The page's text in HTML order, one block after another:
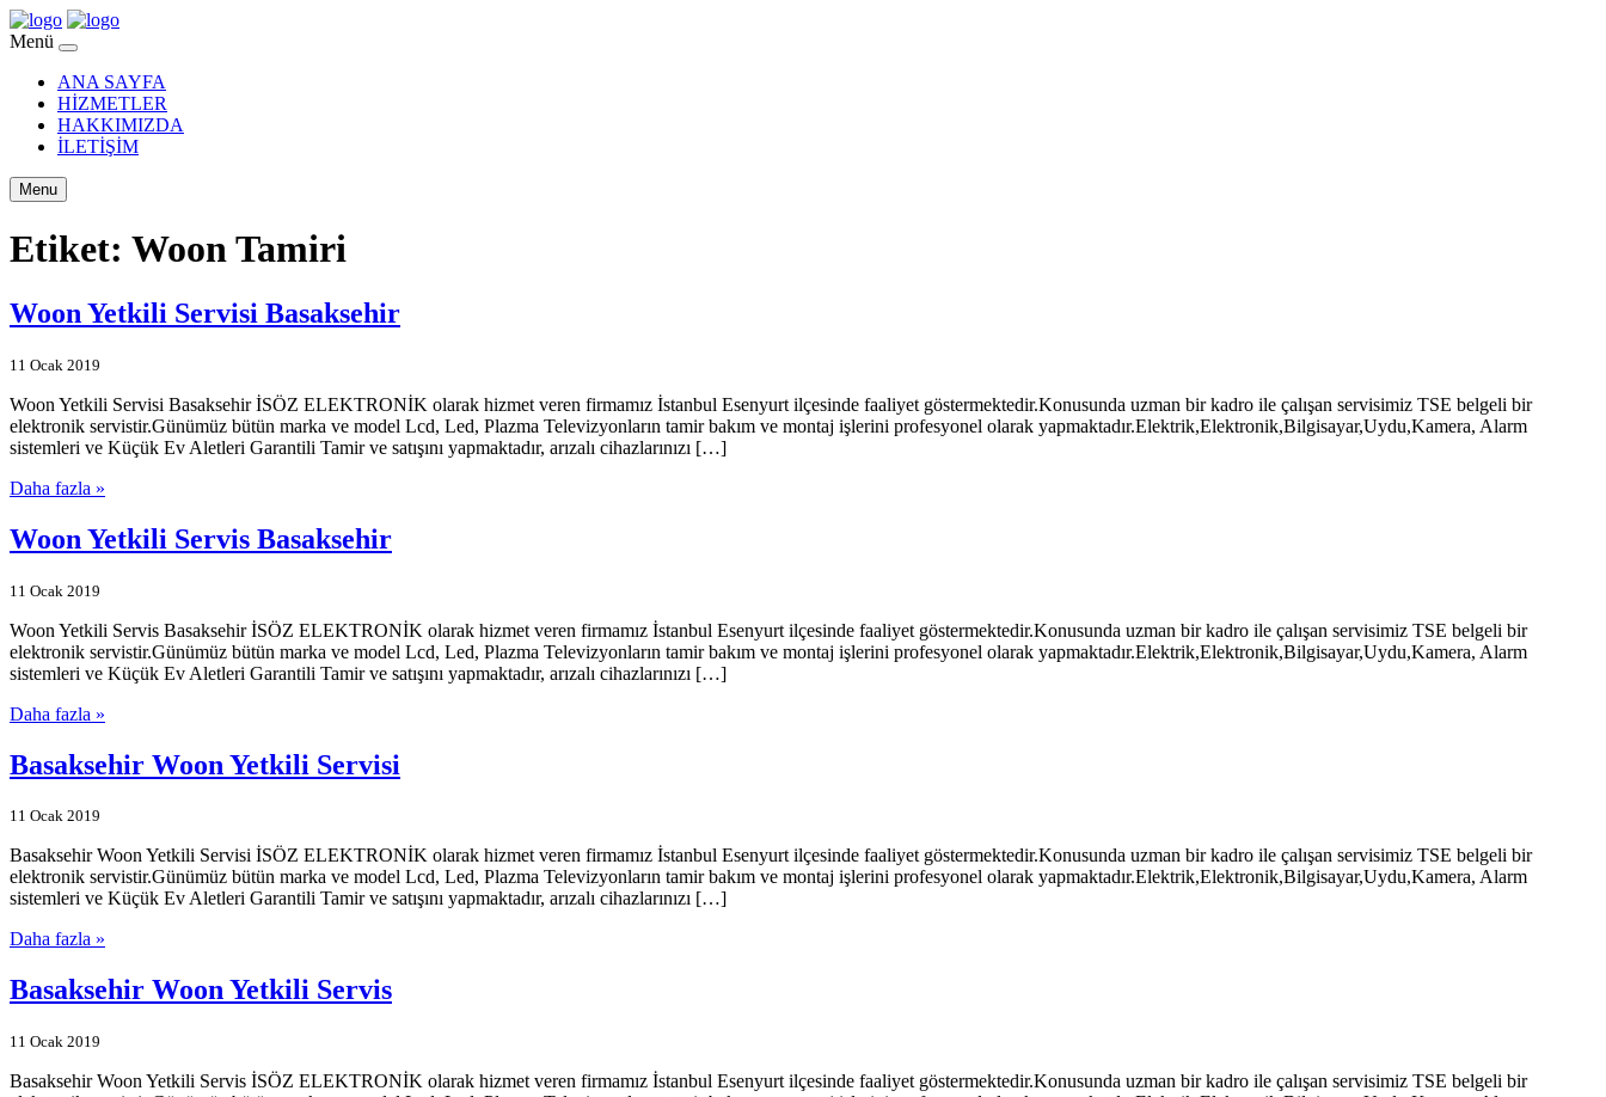
Menü
ANA SAYFA
HİZMETLER
HAKKIMIZDA
İLETİŞİM
Menu
Etiket: Woon Tamiri
Woon Yetkili Servisi Basaksehir
11 Ocak 2019
Woon Yetkili Servisi Basaksehir İSÖZ ELEKTRONİK olarak hizmet veren firmamız İstanbul Esenyurt ilçesinde faaliyet göstermektedir.Konusunda uzman bir kadro ile çalışan servisimiz TSE belgeli bir
elektronik servistir.Günümüz bütün marka ve model Lcd, Led, Plazma Televizyonların tamir bakım ve montaj işlerini profesyonel olarak yapmaktadır.Elektrik,Elektronik,Bilgisayar,Uydu,Kamera, Alarm
sistemleri ve Küçük Ev Aletleri Garantili Tamir ve satışını yapmaktadır, arızalı cihazlarınızı […]
Daha fazla »
Woon Yetkili Servis Basaksehir
11 Ocak 2019
Woon Yetkili Servis Basaksehir İSÖZ ELEKTRONİK olarak hizmet veren firmamız İstanbul Esenyurt ilçesinde faaliyet göstermektedir.Konusunda uzman bir kadro ile çalışan servisimiz TSE belgeli bir
elektronik servistir.Günümüz bütün marka ve model Lcd, Led, Plazma Televizyonların tamir bakım ve montaj işlerini profesyonel olarak yapmaktadır.Elektrik,Elektronik,Bilgisayar,Uydu,Kamera, Alarm
sistemleri ve Küçük Ev Aletleri Garantili Tamir ve satışını yapmaktadır, arızalı cihazlarınızı […]
Daha fazla »
Basaksehir Woon Yetkili Servisi
11 Ocak 2019
Basaksehir Woon Yetkili Servisi İSÖZ ELEKTRONİK olarak hizmet veren firmamız İstanbul Esenyurt ilçesinde faaliyet göstermektedir.Konusunda uzman bir kadro ile çalışan servisimiz TSE belgeli bir
elektronik servistir.Günümüz bütün marka ve model Lcd, Led, Plazma Televizyonların tamir bakım ve montaj işlerini profesyonel olarak yapmaktadır.Elektrik,Elektronik,Bilgisayar,Uydu,Kamera, Alarm
sistemleri ve Küçük Ev Aletleri Garantili Tamir ve satışını yapmaktadır, arızalı cihazlarınızı […]
Daha fazla »
Basaksehir Woon Yetkili Servis
11 Ocak 2019
Basaksehir Woon Yetkili Servis İSÖZ ELEKTRONİK olarak hizmet veren firmamız İstanbul Esenyurt ilçesinde faaliyet göstermektedir.Konusunda uzman bir kadro ile çalışan servisimiz TSE belgeli bir